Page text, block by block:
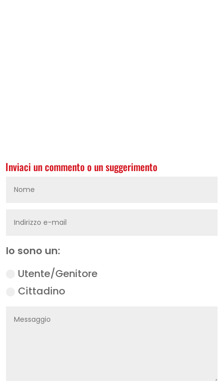
Inviaci un commento o un suggerimento
Io sono un:
Utente/Genitore
Cittadino